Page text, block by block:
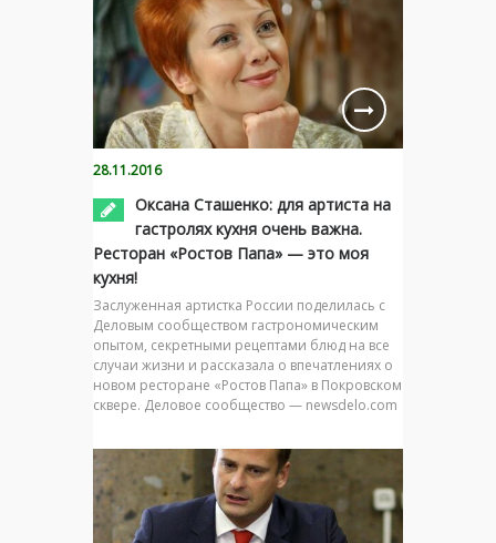
28.11.2016
Оксана Сташенко: для артиста на
гастролях кухня очень важна.
Ресторан «Ростов Папа» — это моя
кухня!
Заслуженная артистка России поделилась с
Деловым сообществом гастрономическим
опытом, секретными рецептами блюд на все
случаи жизни и рассказала о впечатлениях о
новом ресторане «Ростов Папа» в Покровском
сквере. Деловое сообщество — newsdelo.com